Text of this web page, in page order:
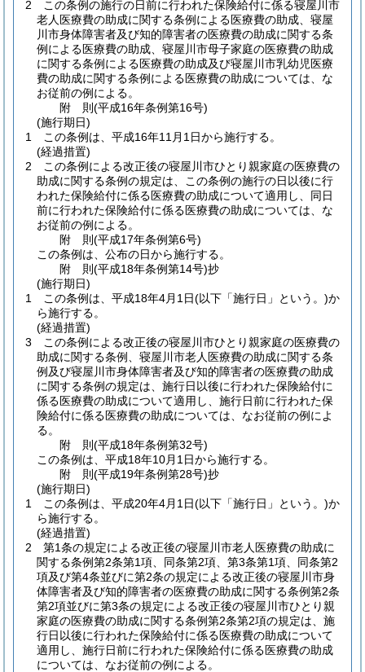
2
この条例の施行の日前に行われた保険給付に係る寝屋川市
老人医療費の助成に関する条例による医療費の助成、寝屋
川市身体障害者及び知的障害者の医療費の助成に関する条
例による医療費の助成、寝屋川市母子家庭の医療費の助成
に関する条例による医療費の助成及び寝屋川市乳幼児医療
費の助成に関する条例による医療費の助成については、な
お従前の例による。
附 則(平成16年条例第16号)
(施行期日)
1
この条例は、平成16年11月1日から施行する。
(経過措置)
2
この条例による改正後の寝屋川市ひとり親家庭の医療費の
助成に関する条例の規定は、この条例の施行の日以後に行
われた保険給付に係る医療費の助成について適用し、同日
前に行われた保険給付に係る医療費の助成については、な
お従前の例による。
附 則(平成17年条例第6号)
この条例は、公布の日から施行する。
附 則(平成18年条例第14号)抄
(施行期日)
1
この条例は、平成18年4月1日(以下「施行日」という。)か
ら施行する。
(経過措置)
3
この条例による改正後の寝屋川市ひとり親家庭の医療費の
助成に関する条例、寝屋川市老人医療費の助成に関する条
例及び寝屋川市身体障害者及び知的障害者の医療費の助成
に関する条例の規定は、施行日以後に行われた保険給付に
係る医療費の助成について適用し、施行日前に行われた保
険給付に係る医療費の助成については、なお従前の例によ
る。
附 則(平成18年条例第32号)
この条例は、平成18年10月1日から施行する。
附 則(平成19年条例第28号)抄
(施行期日)
1
この条例は、平成20年4月1日(以下「施行日」という。)か
ら施行する。
(経過措置)
2
第1条の規定による改正後の寝屋川市老人医療費の助成に
関する条例第2条第1項、同条第2項、第3条第1項、同条第2
項及び第4条並びに第2条の規定による改正後の寝屋川市身
体障害者及び知的障害者の医療費の助成に関する条例第2条
第2項並びに第3条の規定による改正後の寝屋川市ひとり親
家庭の医療費の助成に関する条例第2条第2項の規定は、施
行日以後に行われた保険給付に係る医療費の助成について
適用し、施行日前に行われた保険給付に係る医療費の助成
については、なお従前の例による。